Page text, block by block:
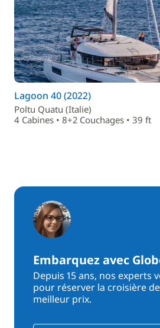
Lagoon 40 (2022)
Poltu Quatu (Italie)
4 Cabines • 8+2 Couchages • 39 ft
Embarquez avec
Depuis 15 ans, nos experts
pour réserver la croisière
meilleur prix.